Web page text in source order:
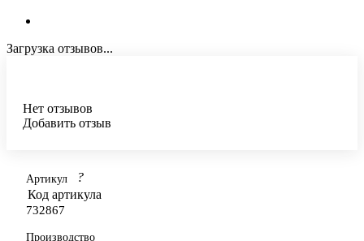
Отзывы
Артикул